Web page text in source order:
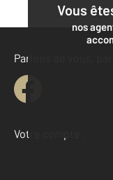
Vous
nos
Parlons de vous,
Votre compte :